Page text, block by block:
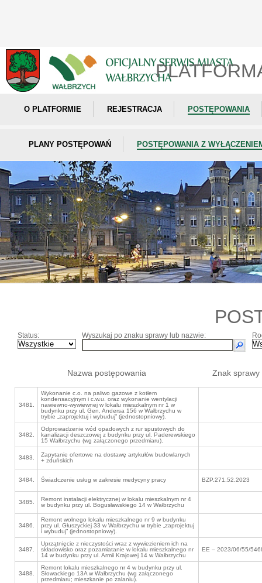
O PLATFORMIE REJESTRACJA POSTĘPOWANIA
PLANY POSTĘPOWAŃ POSTĘPOWANIA Z
Status: Wyszukaj po znaku sprawy lub nazwie:
Nazwa postępowania Znak sprawy
3481.
Wykonanie c.o. na paliwo gazowe z kotłem
kondensacyjnym i c.w.u. oraz wykonanie wentylacji
nawiewno-wywiewnej w lokalu mieszkalnym nr 1 w
budynku przy ul. Gen. Andersa 156 w Wałbrzychu w
trybie „zaprojektuj i wybuduj” (jednostopniowy).
3482.
Odprowadzenie wód opadowych z rur spustowych do
kanalizacji deszczowej z budynku przy ul. Paderewskiego
15 Wałbrzychu (wg załączonego przedmiaru).
3483.
Zapytanie ofertowe na dostawę artykułów budowlanych
+ zduńskich
3484. Świadczenie usług w zakresie medycyny pracy BZP.271.52.2023
3485.
Remont instalacji elektrycznej w lokalu mieszkalnym nr 4
w budynku przy ul. Bogusławskiego 14 w Wałbrzychu
3486.
Remont wolnego lokalu mieszkalnego nr 9 w budynku
przy ul. Głuszyckiej 33 w Wałbrzychu w trybie „zaprojektuj
i wybuduj” (jednostopniowy).
3487.
Uprzątnięcie z nieczystości wraz z wywiezieniem ich na
składowisko oraz pozamiatanie w lokalu mieszkalnego nr
14 w budynku przy ul. Armii Krajowej 14 w Wałbrzychu
EE – 2023/06/55/
3488.
Remont lokalu mieszkalnego nr 4 w budynku przy ul.
Słowackiego 13A w Wałbrzychu (wg załączonego
przedmiaru; mieszkanie po zalaniu).